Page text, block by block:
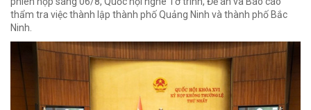
thẩm tra việc thành lập thành phố Quảng Ninh và thành phố Bắc
Ninh.